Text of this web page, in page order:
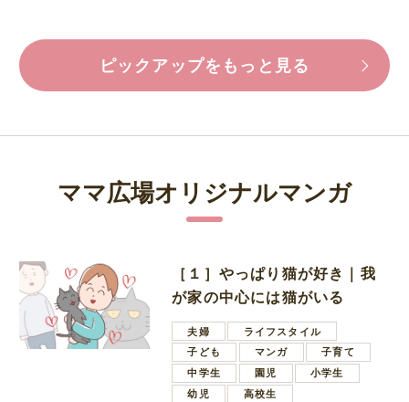
ピックアップをもっと見る
ママ広場オリジナルマンガ
［１］やっぱり猫が好き｜我
が家の中心には猫がいる
夫婦
ライフスタイル
子ども
マンガ
子育て
中学生
園児
小学生
幼児
高校生